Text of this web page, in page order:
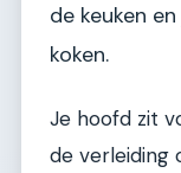
de keuken
koken.
Je hoofd zit
de verleiding